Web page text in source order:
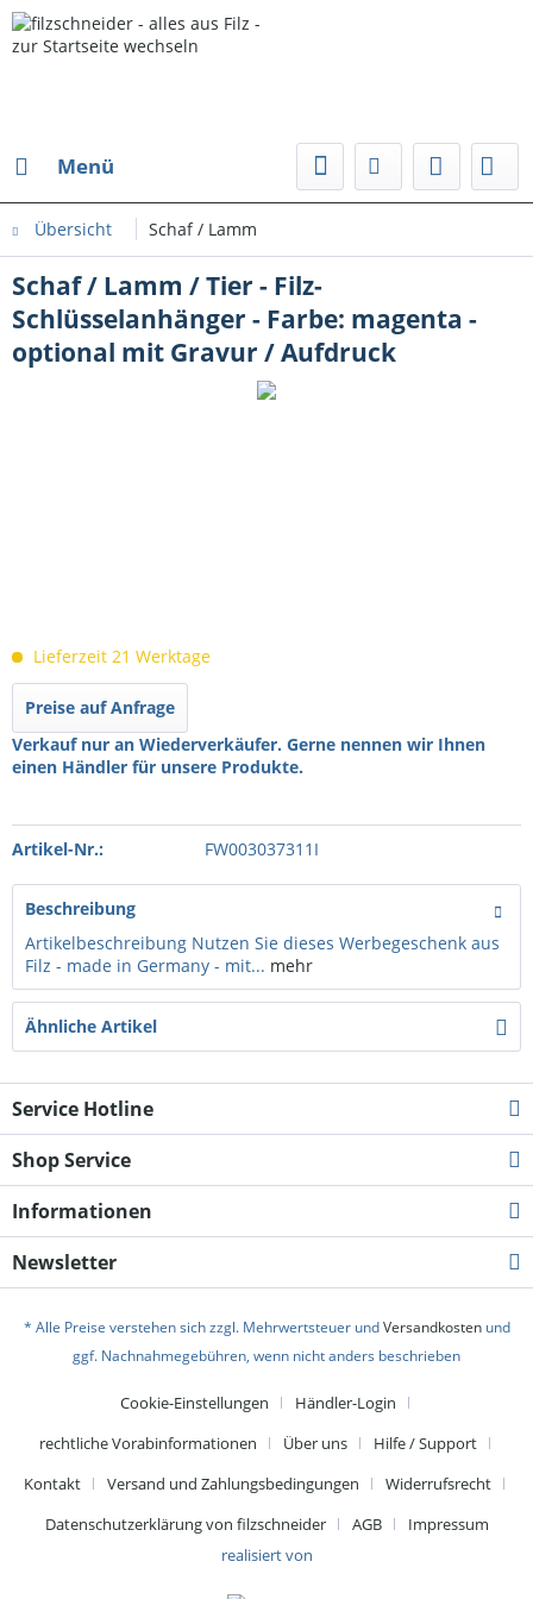
Menü
Übersicht Schaf / Lamm
Schaf / Lamm / Tier - Filz-
Schlüsselanhänger - Farbe: magenta -
optional mit Gravur / Aufdruck
Lieferzeit 21 Werktage
Preise auf Anfrage
Verkauf nur an Wiederverkäufer. Gerne nennen wir Ihnen
einen Händler für unsere Produkte.
Artikel-Nr.: FW003037311I
Beschreibung
Artikelbeschreibung Nutzen Sie dieses Werbegeschenk aus
Filz - made in Germany - mit... mehr
Ähnliche Artikel
Service Hotline
Shop Service
Informationen
Newsletter
* Alle Preise verstehen sich zzgl. Mehrwertsteuer undVersandkostenund
ggf. Nachnahmegebühren, wenn nicht anders beschrieben
Cookie-Einstellungen
Händler-Login
rechtliche Vorabinformationen
Über uns
Hilfe / Support
Kontakt
Versand und Zahlungsbedingungen
Widerrufsrecht
Datenschutzerklärung von filzschneider
AGB
Impressum
realisiert von